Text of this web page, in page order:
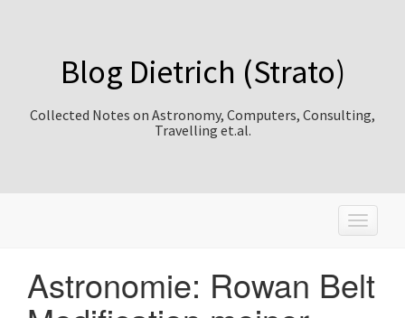
Blog Dietrich (Strato)
Collected Notes on Astronomy, Computers, Consulting,
Travelling et.al.
T
o
g
l
Astronomie: Rowan Belt